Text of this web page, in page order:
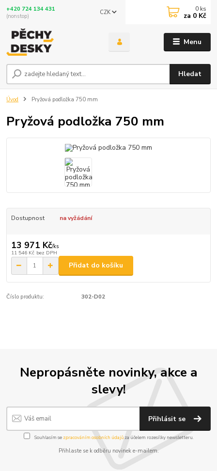
Menu
CZK
Hledat
+420 724 134 431
(nonstop)
0 ks
za 0 Kč
Úvod Pryžová podložka 750 mm
Pryžová podložka 750 mm
Dostupnost na vyžádání
13 971 Kč/ks
11 546 Kč bez DPH
Přidat do košíku
Číslo produktu: 302-D02
Nepropásněte novinky, akce a
slevy!
Přihlásit se
Souhlasím se zpracováním osobních údajůza účelem rozesílky newsletteru.
Přihlaste se k odběru novinek e-mailem.